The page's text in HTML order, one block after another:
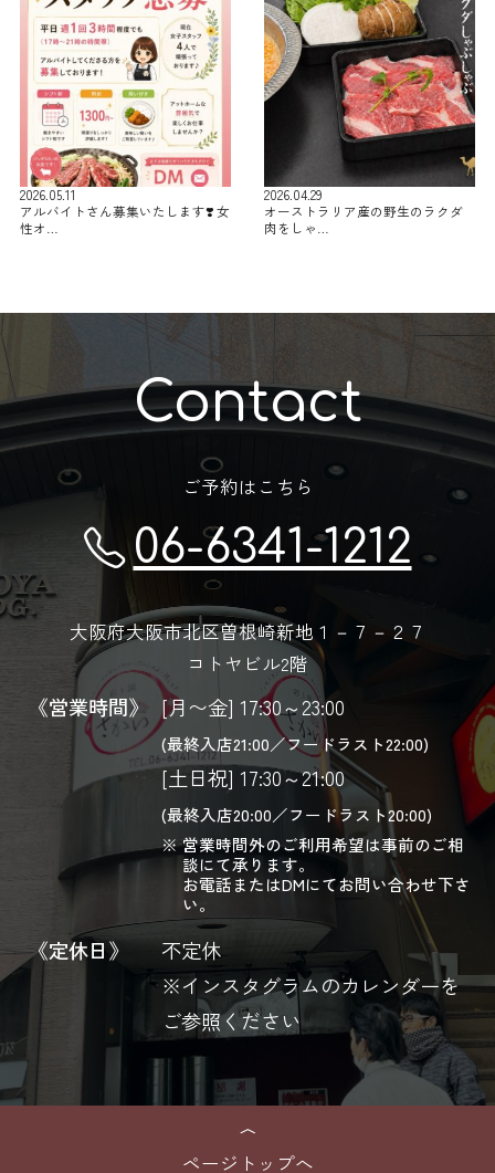
2026.05.11
アルバイトさん募集いたします❣️ 女
性オ…
2026.04.29
オーストラリア産の野生のラクダ
肉をしゃ…
Contact
ご予約はこちら
06-6341-1212
大阪府大阪市北区曽根崎新地１－７－２７
コトヤビル2階
《営業時間》 [月〜金] 17:30～23:00
(最終入店21:00／フードラスト22:00)
[土日祝] 17:30～21:00
(最終入店20:00／フードラスト20:00)
営業時間外のご利用希望は事前のご相
談にて承ります。
お電話またはDMにてお問い合わせ下さ
い。
《定休日》
不定休
※インスタグラムのカレンダーを
ご参照ください
ページトップへ